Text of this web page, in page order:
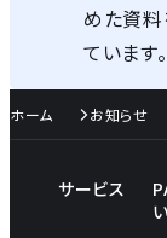
めた資
ています。
ホーム お知らせ
サービス